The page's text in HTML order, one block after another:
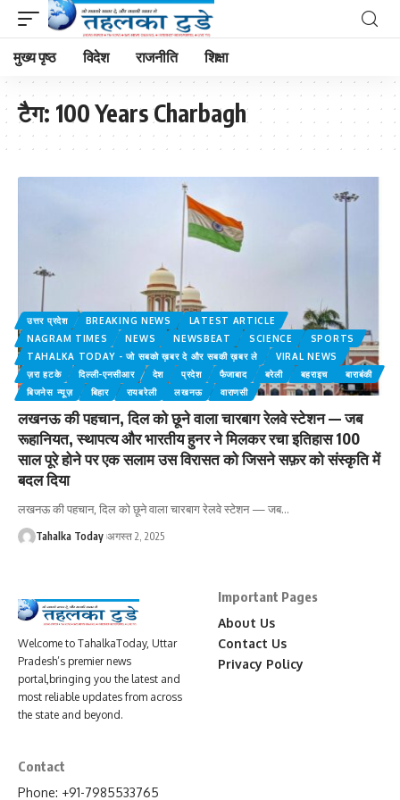
मुख्य पृष्ठ विदेश राजनीति शिक्षा
टैग: 100 Years Charbagh
उत्तर प्रदेश BREAKING NEWS
LATEST ARTICLE
NAGRAM TIMES
NEWS NEWSBEAT SCIENCE
SPORTS
TAHALKA TODAY - जो सबको ख़बर दे और सबकी ख़बर ले
VIRAL NEWS
ज़रा हटके
दिल्ली-एनसीआर देश प्रदेश फैजाबाद बरेली बहराइच
बाराबंकी
बिजनेस न्यूज़
बिहार रायबरेली लखनऊ वाराणसी
लखनऊ की पहचान, दिल को छूने वाला चारबाग रेलवे स्टेशन — जब
रूहानियत, स्थापत्य और भारतीय हुनर ने मिलकर रचा इतिहास 100
साल पूरे होने पर एक सलाम उस विरासत को जिसने सफ़र को संस्कृति में
बदल दिया
लखनऊ की पहचान, दिल को छूने वाला चारबाग रेलवे स्टेशन — जब…
Tahalka Today अगस्त 2, 2025
Welcome to TahalkaToday, Uttar
Pradesh’s premier news
portal,bringing you the latest and
most reliable updates from across
the state and beyond.
Important Pages
About Us
Contact Us
Privacy Policy
Contact
Phone: +91-7985533765